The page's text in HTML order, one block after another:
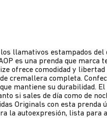
llamativos estampados
es una prenda que marca
ofrece comodidad y
cremallera completa.
mantiene su durabilidad.
si sales de día como de
Originals con esta prenda
la autoexpresión, lista para